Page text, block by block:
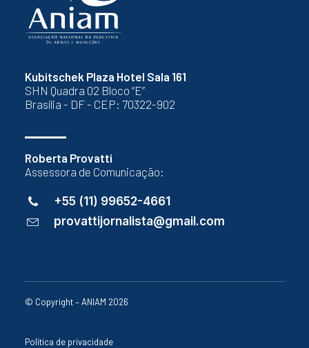
Kubitschek Plaza Hotel Sala 161
SHN Quadra 02 Bloco “E”
Brasília - DF - CEP: 70322-902
Roberta Provatti
Assessora de Comunicação:
+55 (11) 99652-4661
provattijornalista@gmail.com
© Copyright – ANIAM 2026
Política de privacidade